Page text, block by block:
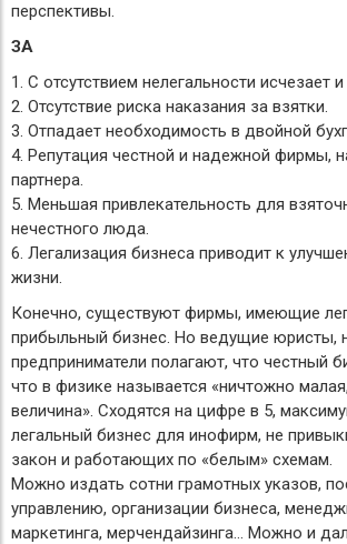
перспективы.
ЗА
1. С отсутствием нелегальности исчезает и
2. Отсутствие риска наказания за взятки.
3. Отпадает необходимость в двойной
4. Репутация честной и надежной фирмы,
партнера.
5. Меньшая привлекательность для
нечестного люда.
6. Легализация бизнеса приводит к
жизни.
Конечно, существуют фирмы, имеющие
прибыльный бизнес. Но ведущие юристы,
предприниматели полагают, что честный
что в физике называется «ничтожно
величина». Сходятся на цифре в 5,
легальный бизнес для инофирм, не
закон и работающих по «белым» схемам.
Можно издать сотни грамотных указов,
управлению, организации бизнеса,
маркетинга, мерчендайзинга… Можно и